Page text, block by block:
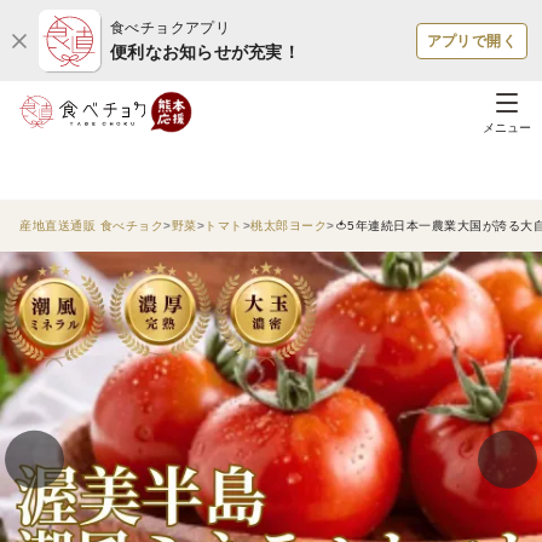
食べチョクアプリ
便利なお知らせが充実！
アプリで開く
メニュー
産地直送通販 食べチョク 野菜 トマト 桃太郎ヨーク 🍅5年連続日本一農業大国が誇る大